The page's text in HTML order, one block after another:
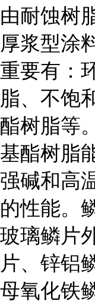
由耐蚀树
厚浆型涂
重要有：
脂、不饱
酯树脂等
基酯树脂
强碱和高
的性能。
玻璃鳞片
片、锌铝
母氧化铁